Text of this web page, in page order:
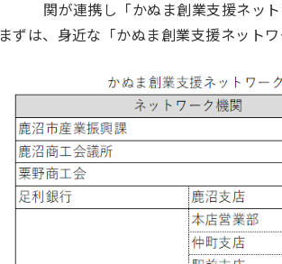
関が連携し「かぬま創業支援ネッ
まずは、身近な「かぬま創業支援ネット